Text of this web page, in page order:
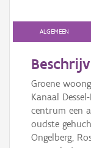
Persoon of collectief
Downloads
Hergebruik
Aanmelden
ALGEMEEN
Groene
Kanaal
centrum een
oudste
Ongelberg,